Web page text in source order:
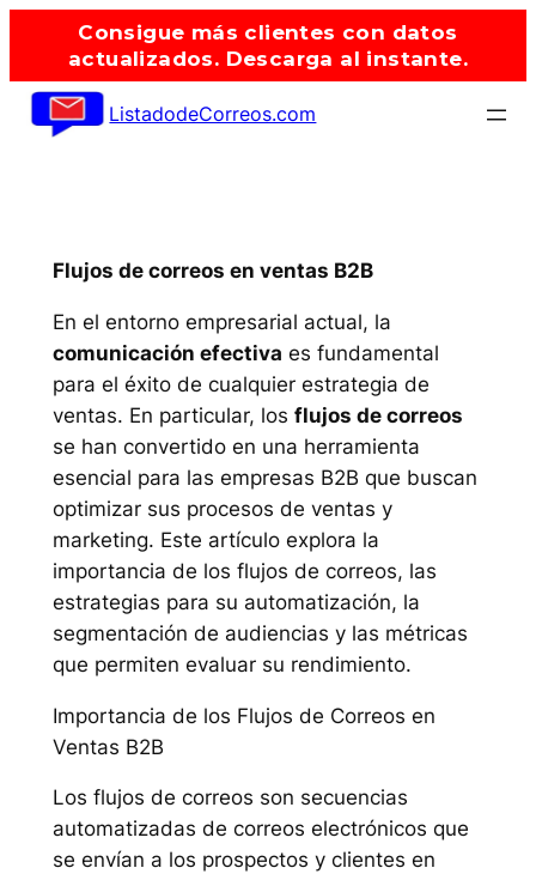
contenido
Consigue más clientes con datos
actualizados. Descarga al instante.
ListadodeCorreos.com
Flujos de correos en ventas B2B
En el entorno empresarial actual, la
comunicación efectiva es fundamental
para el éxito de cualquier estrategia de
ventas. En particular, los flujos de correos
se han convertido en una herramienta
esencial para las empresas B2B que buscan
optimizar sus procesos de ventas y
marketing. Este artículo explora la
importancia de los flujos de correos, las
estrategias para su automatización, la
segmentación de audiencias y las métricas
que permiten evaluar su rendimiento.
Importancia de los Flujos de Correos en
Ventas B2B
Los flujos de correos son secuencias
automatizadas de correos electrónicos que
se envían a los prospectos y clientes en